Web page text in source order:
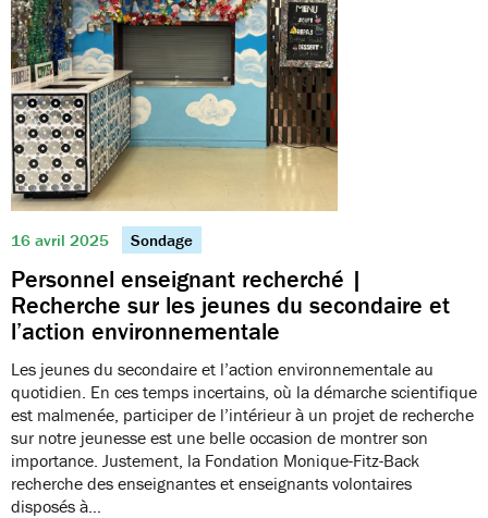
16 avril 2025 Sondage
Personnel enseignant recherché |
Recherche sur les jeunes du secondaire et
l’action environnementale
Les jeunes du secondaire et l’action environnementale au
quotidien. En ces temps incertains, où la démarche scientifique
est malmenée, participer de l’intérieur à un projet de recherche
sur notre jeunesse est une belle occasion de montrer son
importance. Justement, la Fondation Monique-Fitz-Back
recherche des enseignantes et enseignants volontaires
disposés à…